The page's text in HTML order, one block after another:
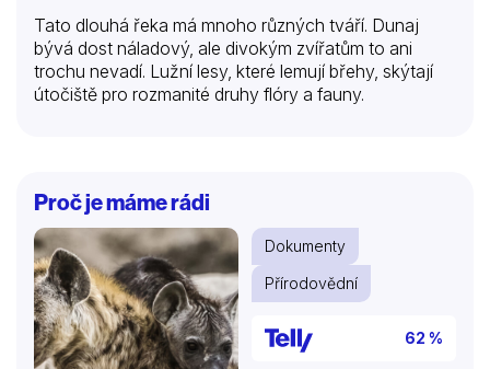
Tato dlouhá řeka má mnoho různých tváří. Dunaj
bývá dost náladový, ale divokým zvířatům to ani
trochu nevadí. Lužní lesy, které lemují břehy, skýtají
útočiště pro rozmanité druhy flóry a fauny.
Proč je máme rádi
Dokumenty
Přírodovědní
62 %